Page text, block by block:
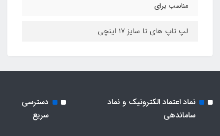
مناسب برای
لپ تاپ های تا سایز ۱۷ اینچی
نماد اعتماد الکترونیک و نماد
ساماندهی
دسترسی
سریع